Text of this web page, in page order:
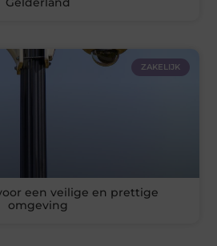
ZAKELIJK
een veilige en prettige
omgeving